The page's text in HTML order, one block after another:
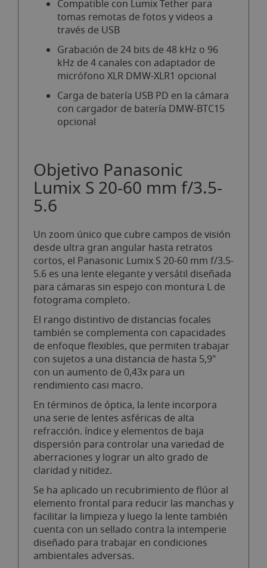
Compatible con Lumix Tether para
tomas remotas de fotos y videos a
través de USB
Grabación de 24 bits de 48 kHz o 96
kHz de 4 canales con adaptador de
micrófono XLR DMW-XLR1 opcional
Carga de batería USB PD en la cámara
con cargador de batería DMW-BTC15
opcional
Objetivo Panasonic
Lumix S 20-60 mm f/3.5-
5.6
Un zoom único que cubre campos de visión
desde ultra gran angular hasta retratos
cortos, el Panasonic Lumix S 20-60 mm f/3.5-
5.6 es una lente elegante y versátil diseñada
para cámaras sin espejo con montura L de
fotograma completo.
El rango distintivo de distancias focales
también se complementa con capacidades
de enfoque flexibles, que permiten trabajar
con sujetos a una distancia de hasta 5,9"
con un aumento de 0,43x para un
rendimiento casi macro.
En términos de óptica, la lente incorpora
una serie de lentes asféricas de alta
refracción. índice y elementos de baja
dispersión para controlar una variedad de
aberraciones y lograr un alto grado de
claridad y nitidez.
Se ha aplicado un recubrimiento de flúor al
elemento frontal para reducir las manchas y
facilitar la limpieza y luego la lente también
cuenta con un sellado contra la intemperie
diseñado para trabajar en condiciones
ambientales adversas.